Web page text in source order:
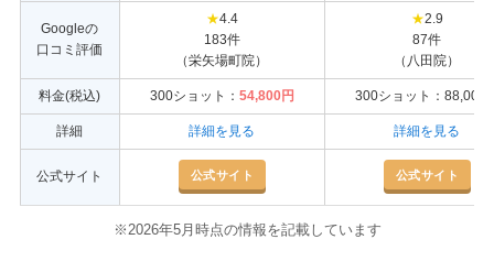
Googleの
口コミ評価
★4.4
183件
（栄矢場町院）
★2.9
87件
（八田院）
料金(税込) 300ショット： 54,800円 300ショット：88,000
詳細 詳細を見る 詳細を見る
公式サイト 公式サイト 公式サイト
※2026年5月時点の情報を記載しています